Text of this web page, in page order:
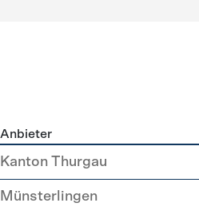
Anbieter
Kanton Thurgau
Münsterlingen